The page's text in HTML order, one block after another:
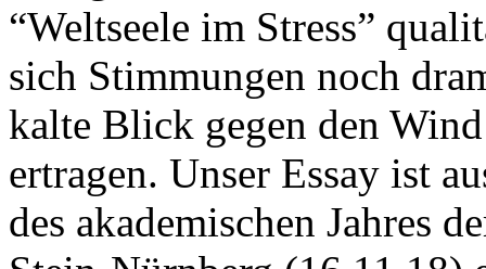
“Weltseele im Stress”
sich Stimmungen noch
kalte Blick gegen den
ertragen. Unser Essay ist
des akademischen Jahres